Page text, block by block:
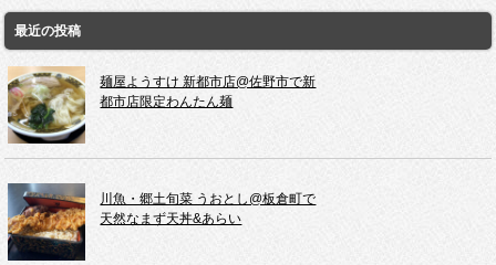
最近の投稿
麺屋ようすけ 新都市店@佐野市で新
都市店限定わんたん麺
川魚・郷土旬菜 うおとし@板倉町で
天然なまず天丼&あらい